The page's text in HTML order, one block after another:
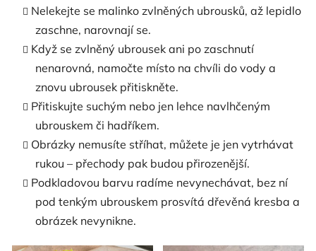
Nelekejte se malinko zvlněných ubrousků, až lepidlo
zaschne, narovnají se.
Když se zvlněný ubrousek ani po zaschnutí
nenarovná, namočte místo na chvíli do vody a
znovu ubrousek přitiskněte.
Přitiskujte suchým nebo jen lehce navlhčeným
ubrouskem či hadříkem.
Obrázky nemusíte stříhat, můžete je jen vytrhávat
rukou – přechody pak budou přirozenější.
Podkladovou barvu radíme nevynechávat, bez ní
pod tenkým ubrouskem prosvítá dřevěná kresba a
obrázek nevynikne.